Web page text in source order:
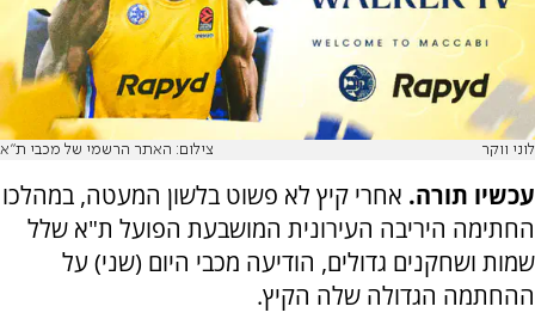
לוני ווקר צילום: האתר הרשמי של מכבי ת"א
עכשיו תורה. אחרי קיץ לא פשוט בלשון המעטה, במהלכו
החתימה היריבה העירונית המושבעת הפועל ת"א שלל
שמות ושחקנים גדולים, הודיעה מכבי היום (שני) על
ההחתמה הגדולה שלה הקיץ.